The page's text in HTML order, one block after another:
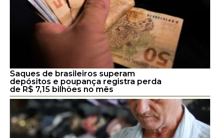
Saques de brasileiros superam
depósitos e poupança registra perda
de R$ 7,15 bilhões no mês